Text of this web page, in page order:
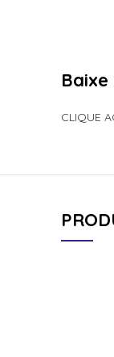
CLIQUE